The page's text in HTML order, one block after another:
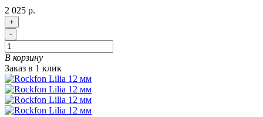
2 025 р.
+
-
В корзину
Заказ в 1 клик